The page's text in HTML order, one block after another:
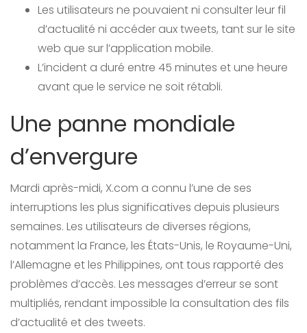
Les utilisateurs ne pouvaient ni consulter leur fil
d’actualité ni accéder aux tweets, tant sur le site
web que sur l’application mobile.
L’incident a duré entre 45 minutes et une heure
avant que le service ne soit rétabli.
Une panne mondiale
d’envergure
Mardi après-midi, X.com a connu l’une de ses
interruptions les plus significatives depuis plusieurs
semaines. Les utilisateurs de diverses régions,
notamment la France, les États-Unis, le Royaume-Uni,
l’Allemagne et les Philippines, ont tous rapporté des
problèmes d’accès. Les messages d’erreur se sont
multipliés, rendant impossible la consultation des fils
d’actualité et des tweets.